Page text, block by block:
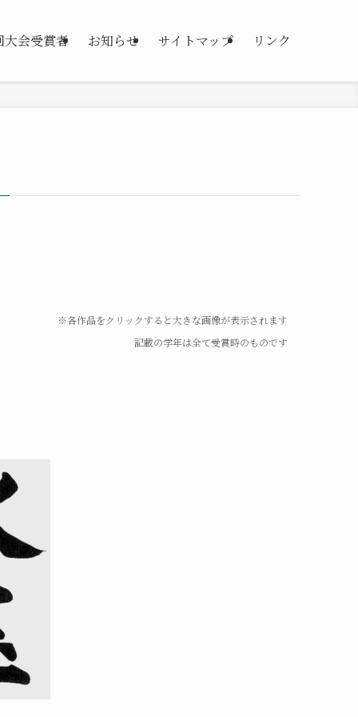
大会受賞者 お知らせ サイトマップ リンク
※各作品をクリックすると大きな画像が表示されます
記載の学年は全て受賞時のものです